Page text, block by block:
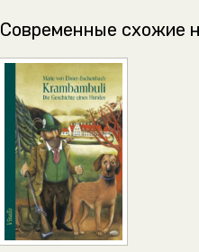
Современные схожие